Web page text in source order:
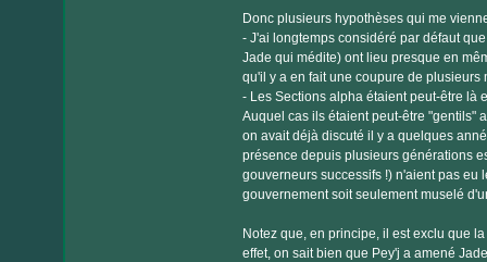
Donc plusieurs hypothèses qui me
- J'ai longtemps considéré par défaut
Jade qui médite) ont lieu presque en
qu'il y a en fait une coupure de
- Les Sections alpha étaient peut-être là
Auquel cas ils étaient peut-être "gentils"
on avait déjà discuté il y a quelques
présence depuis plusieurs générations
gouverneurs successifs !) n'aient pas eu
gouvernement soit seulement muselé
Notez que, en principe, il est exclu que
effet, on sait bien que Pey'j a amené